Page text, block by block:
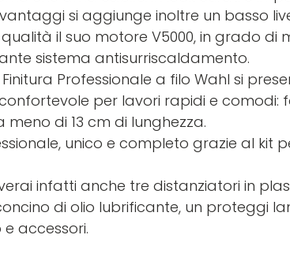
si aggiunge inoltre un basso
il suo motore V5000, in grado di
sistema antisurriscaldamento.
Professionale a filo Wahl si
per lavori rapidi e comodi:
di 13 cm di lunghezza.
unico e completo grazie al kit
infatti anche tre distanziatori in
di olio lubrificante, un proteggi
accessori.